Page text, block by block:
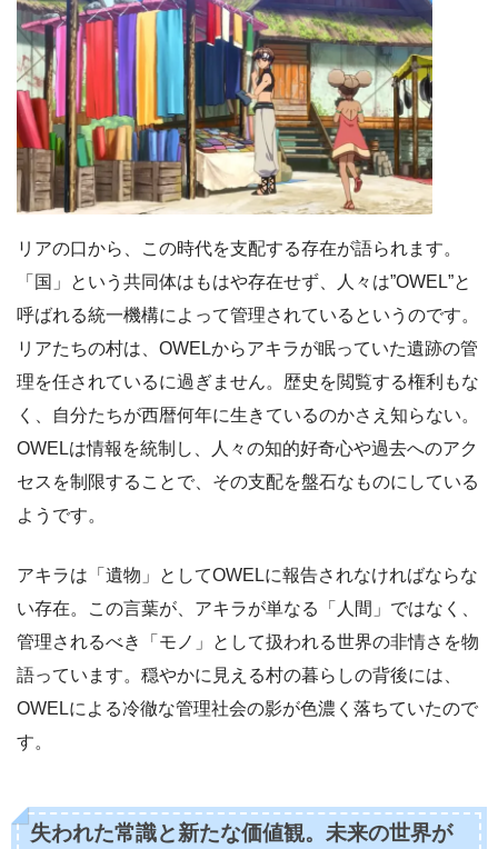
リアの口から、この時代を支配する存在が語られます。
「国」という共同体はもはや存在せず、人々は”OWEL”と
呼ばれる統一機構によって管理されているというのです。
リアたちの村は、OWELからアキラが眠っていた遺跡の管
理を任されているに過ぎません。歴史を閲覧する権利もな
く、自分たちが西暦何年に生きているのかさえ知らない。
OWELは情報を統制し、人々の知的好奇心や過去へのアク
セスを制限することで、その支配を盤石なものにしている
ようです。
アキラは「遺物」としてOWELに報告されなければならな
い存在。この言葉が、アキラが単なる「人間」ではなく、
管理されるべき「モノ」として扱われる世界の非情さを物
語っています。穏やかに見える村の暮らしの背後には、
OWELによる冷徹な管理社会の影が色濃く落ちていたので
す。
失われた常識と新たな価値観。未来の世界が